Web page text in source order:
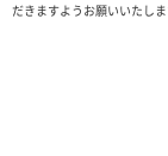
だきますようお願いいたしま